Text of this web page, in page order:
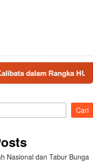
HUT Ke-40 PPAL
Cari
Nasional dan Tabur Bunga